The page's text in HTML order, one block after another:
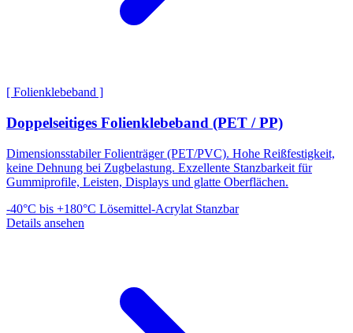
[ Folienklebeband ]
Doppelseitiges Folienklebeband (PET / PP)
Dimensionsstabiler Folienträger (PET/PVC). Hohe Reißfestigkeit,
keine Dehnung bei Zugbelastung. Exzellente Stanzbarkeit für
Gummiprofile, Leisten, Displays und glatte Oberflächen.
-40°C bis +180°C Lösemittel-Acrylat Stanzbar
Details ansehen